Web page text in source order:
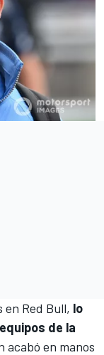
en Red Bull, lo
de la
acabó en manos